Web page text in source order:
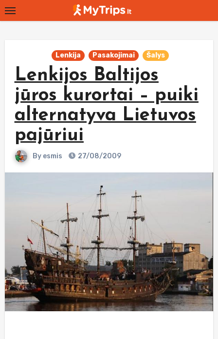
Skip
to
Lenkija Pasakojimai Šalys
Lenkijos Baltijos
jūros kurortai – puiki
alternatyva Lietuvos
pajūriui
By esmis 27/08/2009